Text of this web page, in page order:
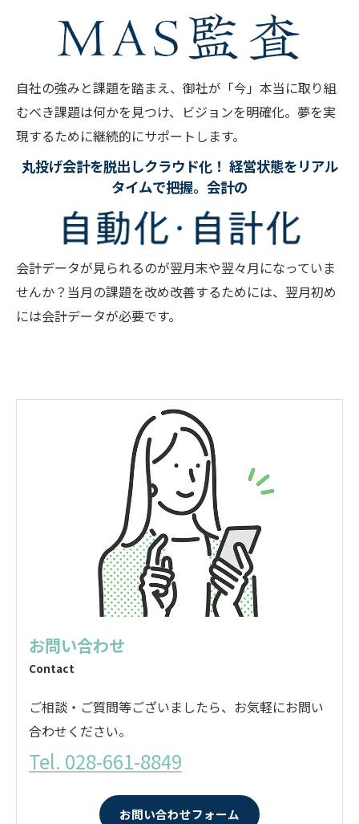
自社の強みと課題を踏まえ、御社が「今」本当に取り組
むべき課題は何かを見つけ、ビジョンを明確化。夢を実
現するために継続的にサポートします。
丸投げ会計を脱出しクラウド化！ 経営状態をリアル
タイムで把握。会計の
会計データが見られるのが翌月末や翌々月になっていま
せんか？当月の課題を改め改善するためには、翌月初め
には会計データが必要です。
お問い合わせ
Contact
ご相談・ご質問等ございましたら、お気軽にお問い
合わせください。
Tel. 028-661-8849
お問い合わせフォーム